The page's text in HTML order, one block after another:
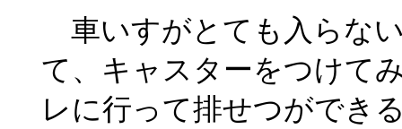
車いすがとても入らな
て、キャスターをつけて
レに行って排せつができ